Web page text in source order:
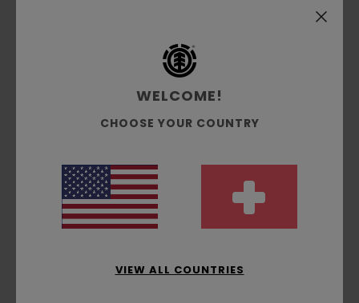
Original anzeigen - Italiano
Ich empfehle dieses Produkt
5 /5
WELCOME!
CHOOSE YOUR COUNTRY
VIEW ALL COUNTRIES